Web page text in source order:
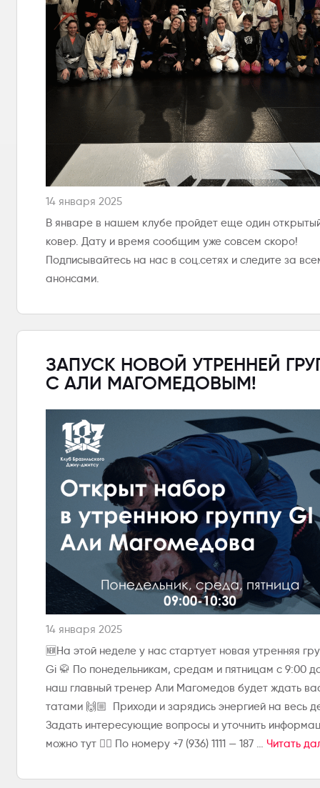
14 января 2025
В январе в нашем клубе пройдет еще один
ковер. Дату и время сообщим уже совсем скоро!
Подписывайтесь на нас в соц.сетях и следите за
анонсами.
ЗАПУСК НОВОЙ УТРЕННЕЙ
С АЛИ МАГОМЕДОВЫМ!
14 января 2025
🆕На этой неделе у нас стартует новая утренняя
Gi 🥋 По понедельникам, средам и пятницам с 9:00
наш главный тренер Али Магомедов будет ждать
татами 🙌🏼 Приходи и зарядись энергией на весь
Задать интересующие вопросы и уточнить
можно тут 👇🏼 По номеру +7 (936) 1111 — 187 … Читать